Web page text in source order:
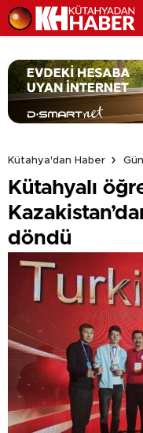
Kütahya'dan Haber
Kütahyalı
döndü